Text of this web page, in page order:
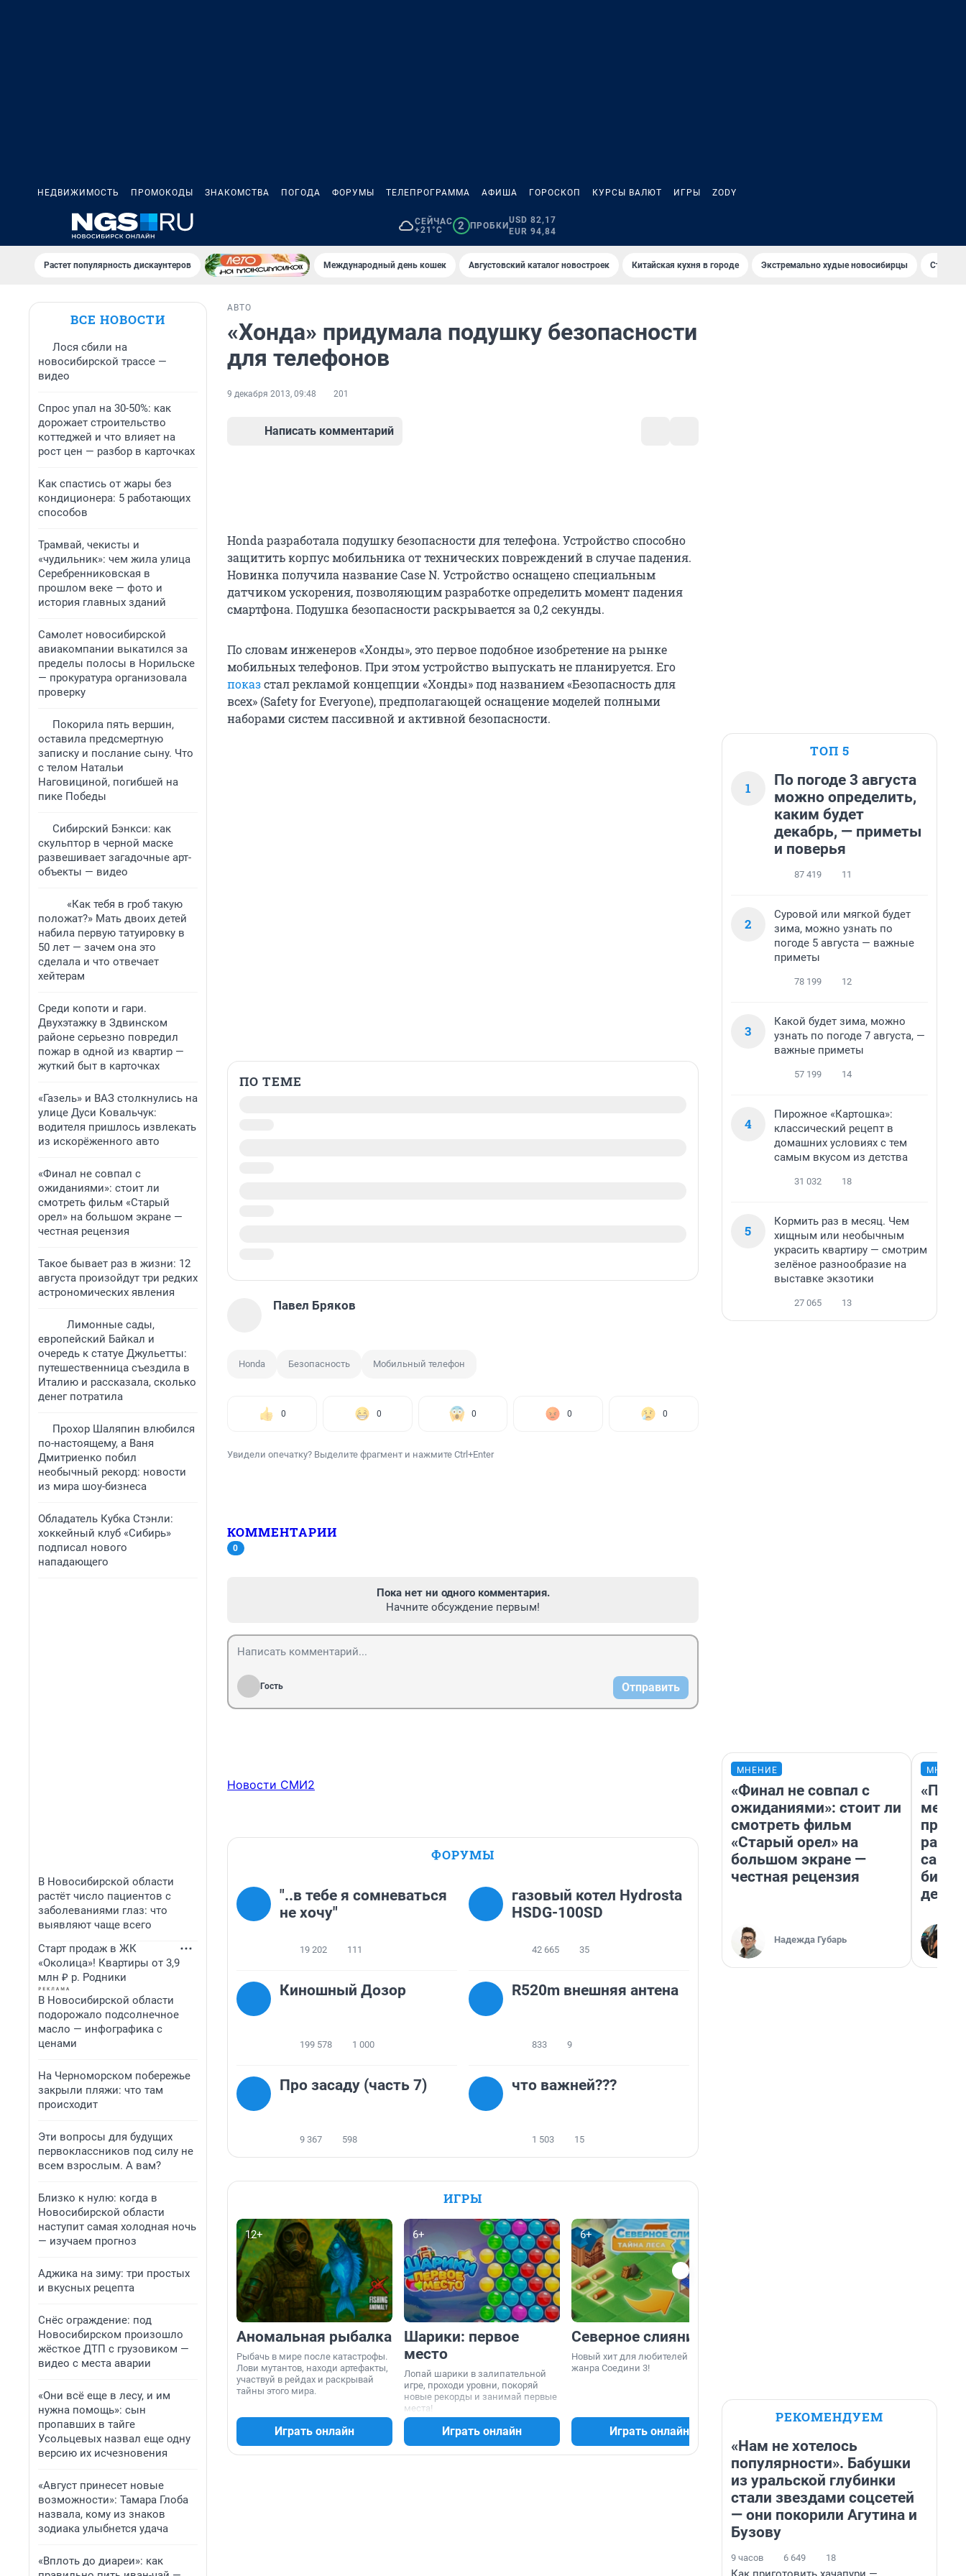
НЕДВИЖИМОСТЬ ПРОМОКОДЫ ЗНАКОМСТВА ПОГОДА ФОРУМЫ ТЕЛЕПРОГРАММА АФИША ГОРОСКОП КУРСЫ ВАЛЮТ ИГРЫ ZODY
СЕЙЧАС
+21°C
2 ПРОБКИ
USD 82,17
EUR 94,84
Растет популярность дискаунтеров Международный день кошек Августовский каталог новостроек Китайская кухня в городе Экстремально худые новосибирцы Старт
ВСЕ НОВОСТИ
Лося сбили на
новосибирской трассе —
видео
Спрос упал на 30-50%: как
дорожает строительство
коттеджей и что влияет на
рост цен — разбор в карточках
Как спастись от жары без
кондиционера: 5 работающих
способов
Трамвай, чекисты и
«чудильник»: чем жила улица
Серебренниковская в
прошлом веке — фото и
история главных зданий
Самолет новосибирской
авиакомпании выкатился за
пределы полосы в Норильске
— прокуратура организовала
проверку
Покорила пять вершин,
оставила предсмертную
записку и послание сыну. Что
с телом Натальи
Наговициной, погибшей на
пике Победы
Сибирский Бэнкси: как
скульптор в черной маске
развешивает загадочные арт-
объекты — видео
«Как тебя в гроб такую
положат?» Мать двоих детей
набила первую татуировку в
50 лет — зачем она это
сделала и что отвечает
хейтерам
Среди копоти и гари.
Двухэтажку в Здвинском
районе серьезно повредил
пожар в одной из квартир —
жуткий быт в карточках
«Газель» и ВАЗ столкнулись на
улице Дуси Ковальчук:
водителя пришлось извлекать
из искорёженного авто
«Финал не совпал с
ожиданиями»: стоит ли
смотреть фильм «Старый
орел» на большом экране —
честная рецензия
Такое бывает раз в жизни: 12
августа произойдут три редких
астрономических явления
Лимонные сады,
европейский Байкал и
очередь к статуе Джульетты:
путешественница съездила в
Италию и рассказала, сколько
денег потратила
Прохор Шаляпин влюбился
по-настоящему, а Ваня
Дмитриенко побил
необычный рекорд: новости
из мира шоу-бизнеса
Обладатель Кубка Стэнли:
хоккейный клуб «Сибирь»
подписал нового
нападающего
В Новосибирской области
растёт число пациентов с
заболеваниями глаз: что
выявляют чаще всего
Старт продаж в ЖК
«Околица»! Квартиры от 3,9
млн ₽ р. Родники
В Новосибирской области
подорожало подсолнечное
масло — инфографика с
ценами
На Черноморском побережье
закрыли пляжи: что там
происходит
Эти вопросы для будущих
первоклассников под силу не
всем взрослым. А вам?
Близко к нулю: когда в
Новосибирской области
наступит самая холодная ночь
— изучаем прогноз
Аджика на зиму: три простых
и вкусных рецепта
Снёс ограждение: под
Новосибирском произошло
жёсткое ДТП с грузовиком —
видео с места аварии
«Они всё еще в лесу, и им
нужна помощь»: сын
пропавших в тайге
Усольцевых назвал еще одну
версию их исчезновения
«Август принесет новые
возможности»: Тамара Глоба
назвала, кому из знаков
зодиака улыбнется удача
«Вплоть до диареи»: как
АВТО
«Хонда» придумала подушку безопасности
для телефонов
9 декабря 2013, 09:48 201
Написать комментарий
Honda разработала подушку безопасности для телефона. Устройство способно
защитить корпус мобильника от технических повреждений в случае падения.
Новинка получила название Case N. Устройство оснащено специальным
датчиком ускорения, позволяющим разработке определить момент падения
смартфона. Подушка безопасности раскрывается за 0,2 секунды.
По словам инженеров «Хонды», это первое подобное изобретение на рынке
мобильных телефонов. При этом устройство выпускать не планируется. Его
показстал рекламой концепции «Хонды» под названием «Безопасность для
всех» (Safety for Everyone), предполагающей оснащение моделей полными
наборами систем пассивной и активной безопасности.
ПО ТЕМЕ
Павел Бряков
Honda Безопасность Мобильный телефон
0 0 0 0 0
Увидели опечатку? Выделите фрагмент и нажмите Ctrl+Enter
КОММЕНТАРИИ
0
Пока нет ни одного комментария.
Начните обсуждение первым!
Гость Отправить
Новости СМИ2
ФОРУМЫ
"..в тебе я сомневаться
не хочу"
19 202 111
газовый котел Hydrosta
HSDG-100SD
42 665 35
Киношный Дозор
199 578 1 000
R520m внешняя антена
833 9
Про засаду (часть 7)
9 367 598
что важней???
1 503 15
ИГРЫ
12+
Аномальная рыбалка
Рыбачь в мире после катастрофы.
Лови мутантов, находи артефакты,
участвуй в рейдах и раскрывай
тайны этого мира.
Играть онлайн
6+
Шарики: первое
место
Лопай шарики в залипательной
игре, проходи уровни, покоряй
новые рекорды и занимай первые
места!
Играть онлайн
6+
Северное слияние
Новый хит для любителей игры
жанра Соедини 3!
Играть онлайн
ТОП 5
1
По погоде 3 августа
можно определить,
каким будет
декабрь, — приметы
и поверья
87 419 11
2
Суровой или мягкой будет
зима, можно узнать по
погоде 5 августа — важные
приметы
78 199 12
3
Какой будет зима, можно
узнать по погоде 7 августа, —
важные приметы
57 199 14
4
Пирожное «Картошка»:
классический рецепт в
домашних условиях с тем
самым вкусом из детства
31 032 18
5
Кормить раз в месяц. Чем
хищным или необычным
украсить квартиру — смотрим
зелёное разнообразие на
выставке экзотики
27 065 13
МНЕНИЕ
«Финал не совпал с
ожиданиями»: стоит ли
смотреть фильм
«Старый орел» на
большом экране —
честная рецензия
Надежда Губарь
РЕКОМЕНДУЕМ
«Нам не хотелось
популярности». Бабушки
из уральской глубинки
стали звездами соцсетей
— они покорили Агутина и
Бузову
9 часов 6 649 18